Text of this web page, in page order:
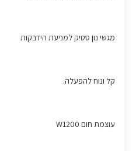
מגשי נון סטיק למניעת הידבקות
קל ונוח להפעלה.
עוצמת חום W1200